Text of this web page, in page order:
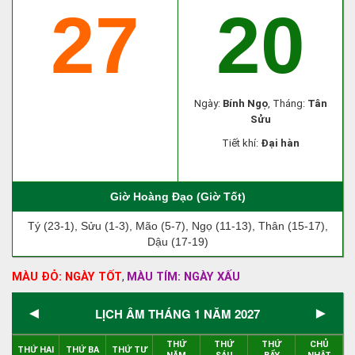
27 20
Ngày: Bính Ngọ, Tháng: Tân
Sửu
Tiết khí: Đại hàn
Giờ Hoàng Đạo (Giờ Tốt)
Tý (23-1), Sửu (1-3), Mão (5-7), Ngọ (11-13), Thân (15-17),
Dậu (17-19)
MÀU ĐỎ: NGÀY TỐT, MÀU TÍM: NGÀY XẤU
◄ LỊCH ÂM THÁNG 1 NĂM 2027 ►
THỨ HAI THỨ BA THỨ TƯ
THỨ
THỨ
THỨ
CHỦ